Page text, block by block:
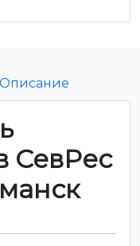
Описание
СевРес